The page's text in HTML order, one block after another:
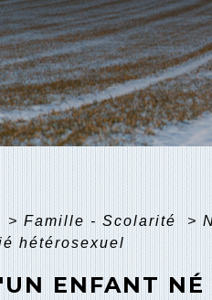
> Famille - Scolarité >
hétérosexuel
ENFANT